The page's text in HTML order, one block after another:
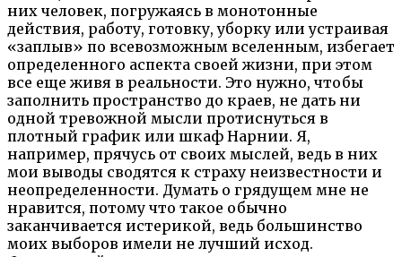
них человек, погружаясь в монотонные
действия, работу, готовку, уборку или устраивая
«заплыв» по всевозможным вселенным, избегает
определенного аспекта своей жизни, при этом
все еще живя в реальности. Это нужно, чтобы
заполнить пространство до краев, не дать ни
одной тревожной мысли протиснуться в
плотный график или шкаф Нарнии. Я,
например, прячусь от своих мыслей, ведь в них
мои выводы сводятся к страху неизвестности и
неопределенности. Думать о грядущем мне не
нравится, потому что такое обычно
заканчивается истерикой, ведь большинство
моих выборов имели не лучший исход.